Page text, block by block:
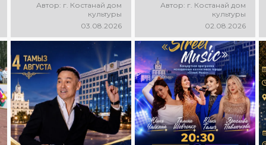
концертная
ансамбля танца
«Карнавал»!
ансамбля — Шамиль
Фахрутдинов. Вас
ждут зрелищные
хореографические
постановки, яркие
образы,
зажигательные
ритмы и
Автор: г. Костанай дом
культуры
03.08.2026
праздничная DJ-
программа! Вас ждут
современные
музыкальные хиты,
зажигательные
ритмы, мощная
энергия и яркие
эмоции!
Автор: г. Костанай дом
культуры
02.08.2026